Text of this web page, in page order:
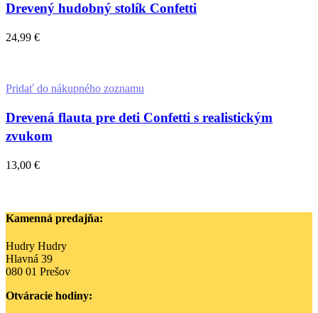
Drevený hudobný stolík Confetti
24,99 €
Pridať do nákupného zoznamu
Drevená flauta pre deti Confetti s realistickým
zvukom
13,00 €
Kamenná predajňa:
Hudry Hudry
Hlavná 39
080 01 Prešov
Otváracie hodiny: